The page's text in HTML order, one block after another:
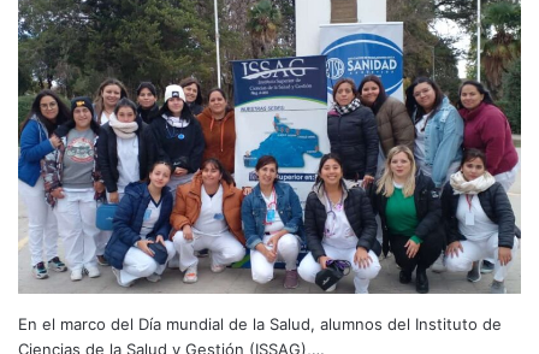
En el marco del Día mundial de la Salud, alumnos del Instituto de
Ciencias de la Salud y Gestión (ISSAG),…